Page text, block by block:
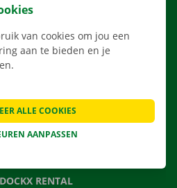
ONS
NIEUWS
RENTAL
van cookies om jou een
aan te bieden en je
AANPASSEN
ALLE COOKIES